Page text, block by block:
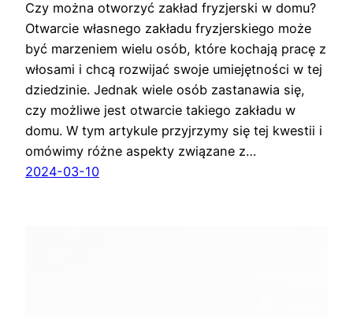
Czy można otworzyć zakład fryzjerski w domu?
Otwarcie własnego zakładu fryzjerskiego może
być marzeniem wielu osób, które kochają pracę z
włosami i chcą rozwijać swoje umiejętności w tej
dziedzinie. Jednak wiele osób zastanawia się,
czy możliwe jest otwarcie takiego zakładu w
domu. W tym artykule przyjrzymy się tej kwestii i
omówimy różne aspekty związane z…
2024-03-10